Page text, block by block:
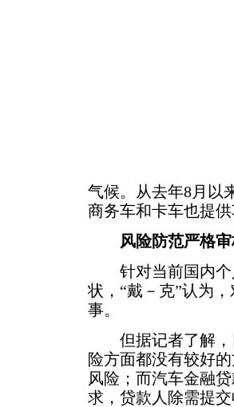
气候。从去年8月以
商务车和卡车也提
风险防范严格审
针对当前国内个
状，“戴－克”认为
事。
但据记者了解，
险方面都没有较好
风险；而汽车金融
求，贷款人除需提